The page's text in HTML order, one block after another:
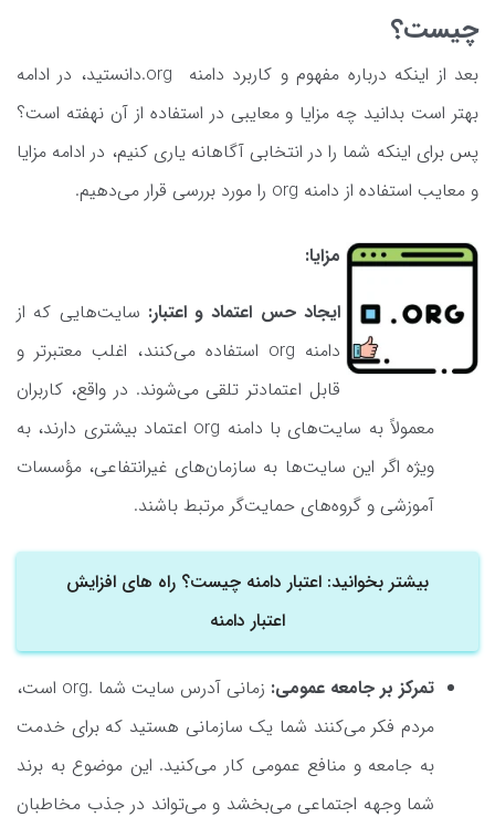
چیست؟
بعد از اینکه درباره مفهوم و کاربرد دامنه org.دانستید، در ادامه
بهتر است بدانید چه مزایا و معایبی در استفاده از آن نهفته است؟
پس برای اینکه شما را در انتخابی آگاهانه یاری کنیم، در ادامه مزایا
و معایب استفاده از دامنه org را مورد بررسی قرار می‌دهیم.
مزایا:
ایجاد حس اعتماد و اعتبار: سایت‌هایی که از
دامنه org استفاده می‌کنند، اغلب معتبرتر و
قابل اعتمادتر تلقی می‌شوند. در واقع، کاربران
معمولاً به سایت‌های با دامنه org اعتماد بیشتری دارند، به
ویژه اگر این سایت‌ها به سازمان‌های غیرانتفاعی، مؤسسات
آموزشی و گروه‌های حمایت‌گر مرتبط باشند.
بیشتر بخوانید: اعتبار دامنه چیست؟ راه های افزایش
اعتبار دامنه
تمرکز بر جامعه عمومی:
زمانی آدرس سایت شما .org است،
مردم فکر می‌کنند شما یک سازمانی هستید که برای خدمت
به جامعه و منافع عمومی کار می‌کنید. این موضوع به برند
شما وجهه اجتماعی می‌بخشد و می‌تواند در جذب مخاطبان